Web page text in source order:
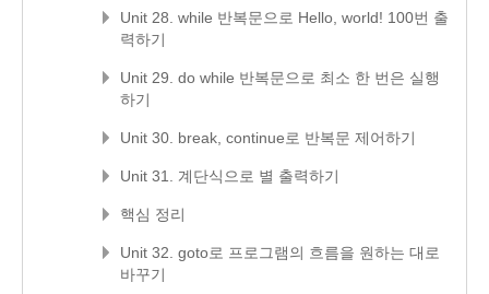
Unit 28. while 반복문으로 Hello, world! 100번 출
력하기
Unit 29. do while 반복문으로 최소 한 번은 실행
하기
Unit 30. break, continue로 반복문 제어하기
Unit 31. 계단식으로 별 출력하기
핵심 정리
Unit 32. goto로 프로그램의 흐름을 원하는 대로
바꾸기